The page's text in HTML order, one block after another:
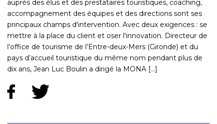
auprès des élus et des prestataires touristiques, coaching,
accompagnement des équipes et des directions sont ses
principaux champs d'intervention. Avec deux exigences : se
mettre à la place du client et oser l'innovation. Directeur de
l’office de tourisme de l’Entre-deux-Mers (Gironde) et du
pays d’accueil touristique du même nom pendant plus de
dix ans, Jean Luc Boulin a dirigé la MONA [...]